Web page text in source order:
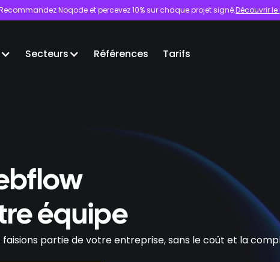
Noqode et percevez 10% sur chaque projet signé.Découvrir
Secteurs Références Tarifs
équipe
partie de votre entreprise, sans le coût et la